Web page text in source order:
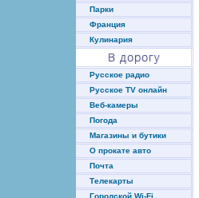
Парки
Франция
Кулинария
В дорогу
Русское радио
Русское TV онлайн
Веб-камеры
Погода
Магазины и бутики
О прокате авто
Почта
Телекарты